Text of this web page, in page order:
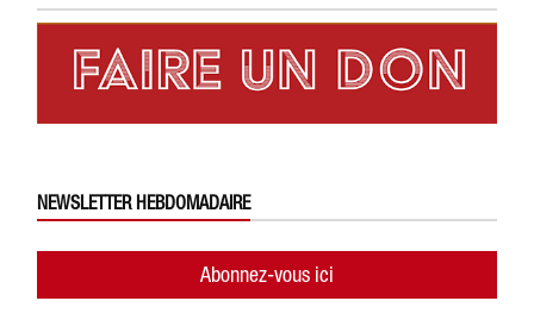
NEWSLETTER HEBDOMADAIRE
Abonnez-vous ici